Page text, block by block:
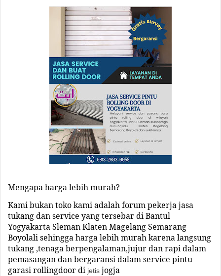
Mengapa harga lebih murah?
Kami bukan toko kami adalah forum pekerja jasa
tukang dan service yang tersebar di Bantul
Yogyakarta Sleman Klaten Magelang Semarang
Boyolali sehingga harga lebih murah karena langsung
tukang ,tenaga berpengalaman,jujur dan rapi dalam
pemasangan dan bergaransi dalam service pintu
garasi rollingdoor di jetis jogja